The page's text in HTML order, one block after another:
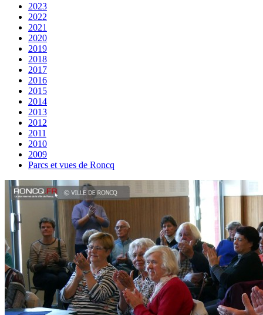
2023
2022
2021
2020
2019
2018
2017
2016
2015
2014
2013
2012
2011
2010
2009
Parcs et vues de Roncq